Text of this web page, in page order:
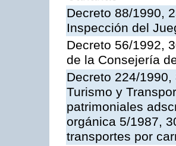
Decreto 88/1990,
Inspección del
Decreto 56/1992,
de la Consejería
Decreto 224/
Turismo y
patrimoniales
orgánica 5/1987,
transportes por